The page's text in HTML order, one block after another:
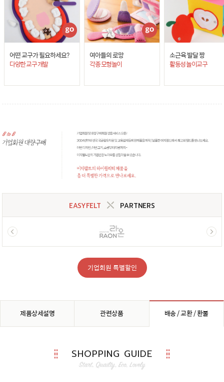
어떤 교구가 필요하세요?
다양한 교구 개발
여아들의 로망
각종 모형놀이
소근육 발달 짱
활동성 놀이교구
EASYFELT PARTNERS
기업회원 특별할인
제품상세설명 관련상품 배송 / 교환 / 환불
SHOPPING GUIDE